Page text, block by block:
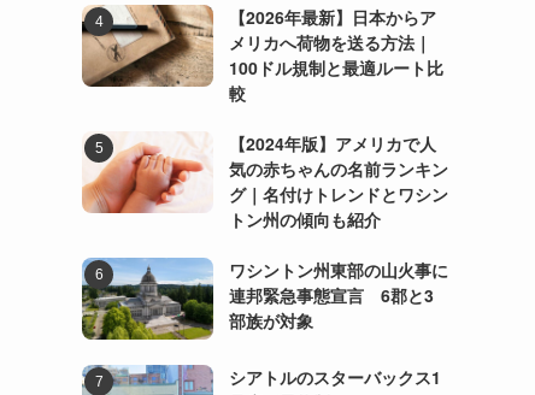
【2026年最新】日本からア
メリカへ荷物を送る方法｜
100ドル規制と最適ルート比
較
【2024年版】アメリカで人
気の赤ちゃんの名前ランキン
グ｜名付けトレンドとワシン
トン州の傾向も紹介
ワシントン州東部の山火事に
連邦緊急事態宣言 6郡と3
部族が対象
シアトルのスターバックス1